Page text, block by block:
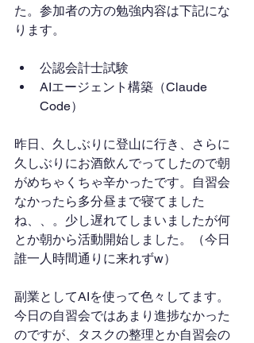
た。参加者の方の勉強内容は下記にな
ります。
公認会計士試験
AIエージェント構築（Claude
Code）
昨日、久しぶりに登山に行き、さらに
久しぶりにお酒飲んでってしたので朝
がめちゃくちゃ辛かったです。自習会
なかったら多分昼まで寝てました
ね、、。少し遅れてしまいましたが何
とか朝から活動開始しました。（今日
誰一人時間通りに来れずw）
副業としてAIを使って色々してます。
今日の自習会ではあまり進捗なかった
のですが、タスクの整理とか自習会の